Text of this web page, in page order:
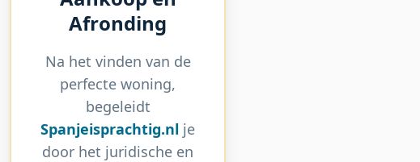
Afronding
Na het vinden van de
perfecte woning,
begeleidt
Spanjeisprachtig.nl je
door het juridische en